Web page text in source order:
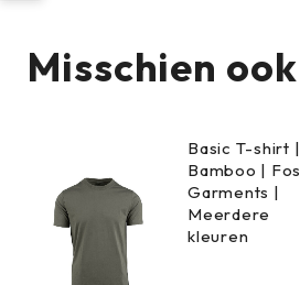
Misschien
Basic T-shirt |
Bamboo |
Garments |
Meerdere
kleuren